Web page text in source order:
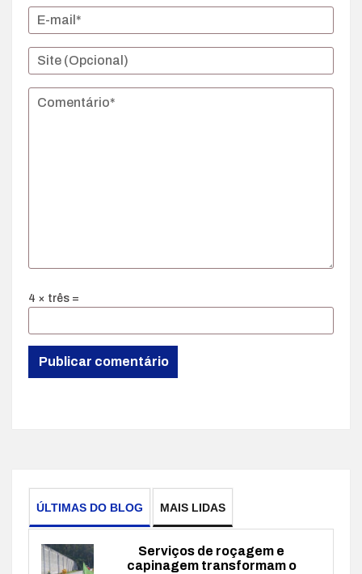
4 × três =
ÚLTIMAS DO BLOG MAIS LIDAS
Serviços de roçagem e
capinagem transformam o